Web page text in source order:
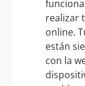
realizar
online.
están
con la